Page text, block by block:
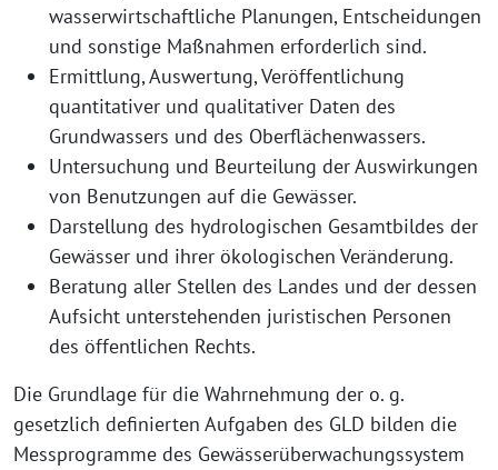
wasserwirtschaftliche Planungen, Entscheidungen
und sonstige Maßnahmen erforderlich sind.
Ermittlung, Auswertung, Veröffentlichung
quantitativer und qualitativer Daten des
Grundwassers und des Oberflächenwassers.
Untersuchung und Beurteilung der Auswirkungen
von Benutzungen auf die Gewässer.
Darstellung des hydrologischen Gesamtbildes der
Gewässer und ihrer ökologischen Veränderung.
Beratung aller Stellen des Landes und der dessen
Aufsicht unterstehenden juristischen Personen
des öffentlichen Rechts.
Die Grundlage für die Wahrnehmung der o. g.
gesetzlich definierten Aufgaben des GLD bilden die
Messprogramme des Gewässerüberwachungssystem